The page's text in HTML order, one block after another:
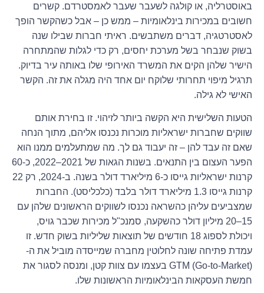
באוסטרליה, או קולגה לשעבר שעבר לאמסטרדם. קשרים
חשובים במכירות בינלאומיות – ממש כן – אבל כשהקשר הופך
לאסטרטגיה, דברים משתבשים. ראיתי חברות שבילו שנה
בשוק שנבחר בשל מערכת יחסים, רק כדי לגלות שהמתחרה
הישיר שלהן הקים את המשרד האירופי שלו באותה עיר בדיוק.
תרגיל מיפוי תחרותי שלוקח יום אחד היה מגלה את זה. הקשר
האישי לא גילה.
הטעות השלישית היא הקשה ביותר לזיהוי. זו בחירת אותם
שווקים שחברות ישראליות מוכרות נכנסו אליהם, מתוך הנחה
שאם זה עבד להן – זה יעבוד גם לך. מה שמתעלמים ממנו הוא
הפער העצום בין התנאים. בשנות הגאות של 2021–2022, כ-60
קרנות ישראליות גייסו כ-6 מיליארד דולר בשנה. ב-2024, רק 22
קרנות גייסו 1.3 מיליארד דולר בלבד (כלכליסט). החברות
שמצביעים עליהן כהשראה נכנסו לשווקים הראשונים שלהן עם
15–20 מיליון דולר כהשקעה, סמנכ"ל מכירות שכבר גויס,
ויכולת לספוג 18 חודשים של תוצאות שליליות בשוק חדש. זו
עמדת פתיחה שונה לחלוטין מחברה שמייסדה מוביל את ה-
GTM (Go-to-Market) בעצמו עם צוות קטן, ומנסה לסגור את
חמשת העסקאות הבינלאומיות הראשונות שלו.